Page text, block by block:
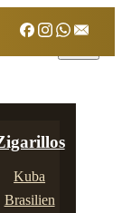
Kuba
Brasilien